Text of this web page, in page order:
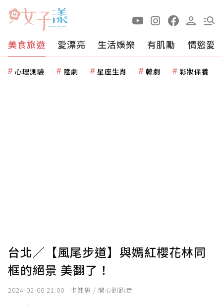
美食旅遊 愛漂亮 生活娛樂 有肌勵 情慾愛
心理測驗 陸劇 星座生肖 韓劇 彩妝保養
台北／【風尾步道】與嫣紅櫻花林同
框的絕景 美翻了！
2024-02-06 21:00 卡娃思 / 開心趴趴走